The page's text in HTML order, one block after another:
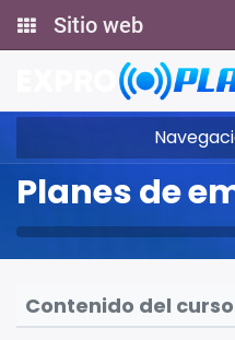
Sitio web
Planes de
Contenido del curso